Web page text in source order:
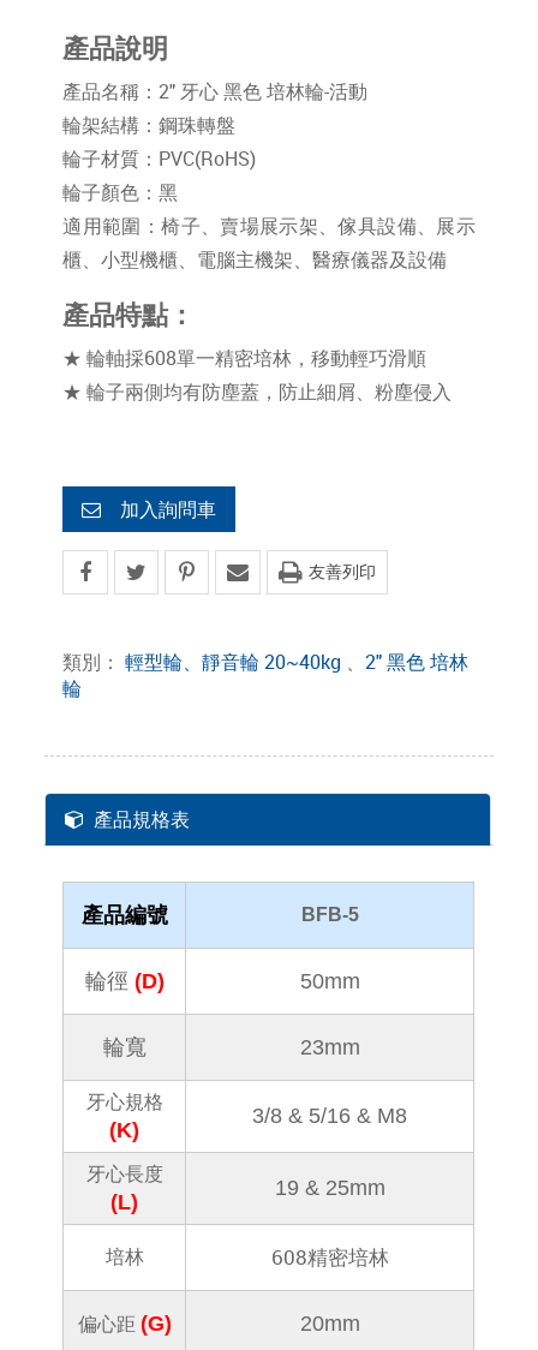
產品說明
產品名稱：2" 牙心 黑色 培林輪-活動
輪架結構：鋼珠轉盤
輪子材質：PVC(RoHS)
輪子顏色：黑
適用範圍：椅子、賣場展示架、傢具設備、展示
櫃、小型機櫃、電腦主機架、醫療儀器及設備
產品特點：
★ 輪軸採608單一精密培林，移動輕巧滑順
★ 輪子兩側均有防塵蓋，防止細屑、粉塵侵入
加入詢問車
友善列印
類別：輕型輪、靜音輪 20~40kg 、2" 黑色 培林
輪
產品規格表
產品編號 BFB-5
輪徑 (D) 50mm
輪寬 23mm
牙心規格
(K)
3/8 & 5/16 & M8
牙心長度
(L)
19 & 25mm
培林 608精密培林
偏心距 (G) 20mm